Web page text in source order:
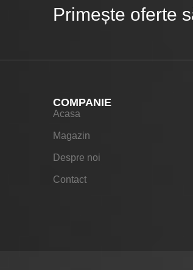
Primește oferte
COMPANIE
Acasa
Magazin
Despre noi
Contact